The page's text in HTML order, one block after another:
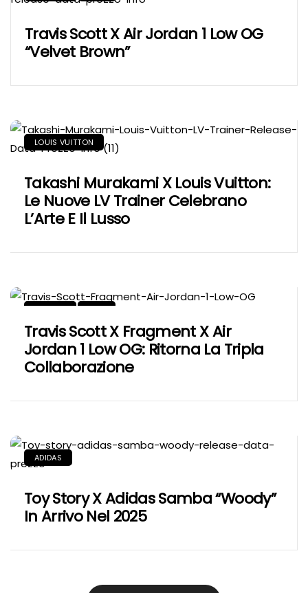
Travis Scott X Air Jordan 1 Low OG
“Velvet Brown”
LOUIS VUITTON
Takashi Murakami X Louis Vuitton:
Le Nuove LV Trainer Celebrano
L’Arte E Il Lusso
JORDAN NIKE
Travis Scott X Fragment X Air
Jordan 1 Low OG: Ritorna La Tripla
Collaborazione
ADIDAS
Toy Story X Adidas Samba “Woody”
In Arrivo Nel 2025